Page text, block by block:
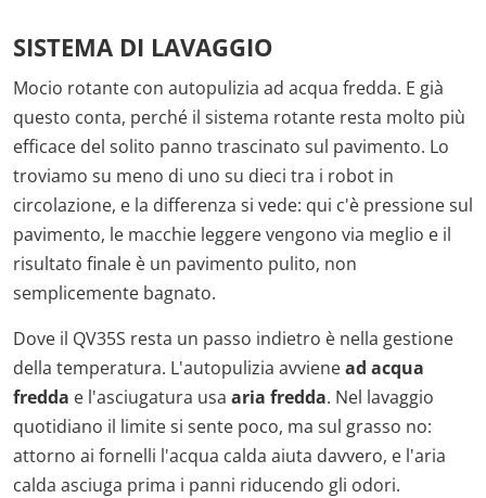
SISTEMA DI LAVAGGIO
Mocio rotante con autopulizia ad acqua fredda. E già
questo conta, perché il sistema rotante resta molto più
efficace del solito panno trascinato sul pavimento. Lo
troviamo su meno di uno su dieci tra i robot in
circolazione, e la differenza si vede: qui c'è pressione sul
pavimento, le macchie leggere vengono via meglio e il
risultato finale è un pavimento pulito, non
semplicemente bagnato.
Dove il QV35S resta un passo indietro è nella gestione
della temperatura. L'autopulizia avvienead acqua
fredda e l'asciugatura usa aria fredda. Nel lavaggio
quotidiano il limite si sente poco, ma sul grasso no:
attorno ai fornelli l'acqua calda aiuta davvero, e l'aria
calda asciuga prima i panni riducendo gli odori.